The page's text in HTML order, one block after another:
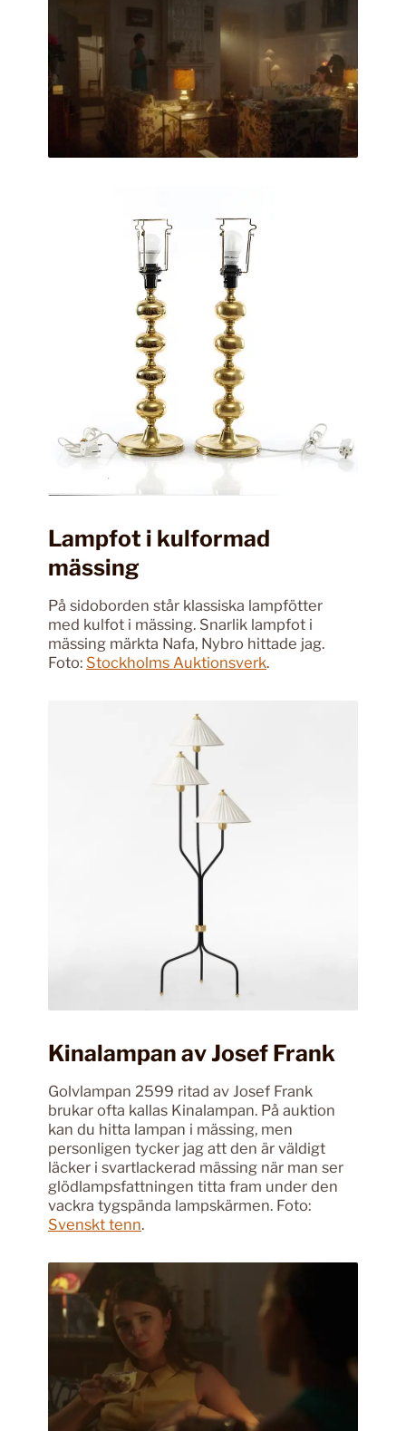
Lampfot i kulformad
mässing
På sidoborden står klassiska lampfötter
med kulfot i mässing. Snarlik lampfot i
mässing märkta Nafa, Nybro hittade jag.
Foto: Stockholms Auktionsverk.
Kinalampan av Josef Frank
Golvlampan 2599 ritad av Josef Frank
brukar ofta kallas Kinalampan. På auktion
kan du hitta lampan i mässing, men
personligen tycker jag att den är väldigt
läcker i svartlackerad mässing när man ser
glödlampsfattningen titta fram under den
vackra tygspända lampskärmen. Foto:
Svenskt tenn.